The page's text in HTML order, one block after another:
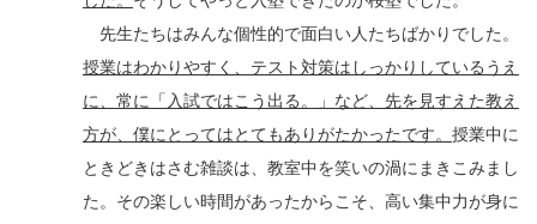
先生たちはみんな個性的で面白い人たちばかりでした。
授業はわかりやすく、テスト対策はしっかりしているうえ
に、常に「入試ではこう出る。」など、先を見すえた教え
方が、僕にとってはとてもありがたかったです。 授業中に
ときどきはさむ雑談は、教室中を笑いの渦にまきこみまし
た。その楽しい時間があったからこそ、高い集中力が身に